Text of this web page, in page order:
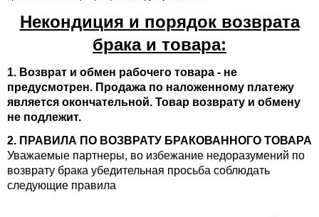
Некондиция и порядок возврата
брака и товара:
1. Возврат и обмен рабочего товара - не
предусмотрен. Продажа по наложенному платежу
является окончательной. Товар возврату и обмену
не подлежит.
2. ПРАВИЛА ПО ВОЗВРАТУ БРАКОВАННОГО ТОВАРА
Уважаемые партнеры, во избежание недоразумений по
возврату брака убедительная просьба соблюдать
следующие правила